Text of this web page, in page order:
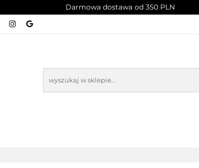
Darmowa dostawa od 350 PLN
PROMOCJE NOWOŚCI BESTSELLERY